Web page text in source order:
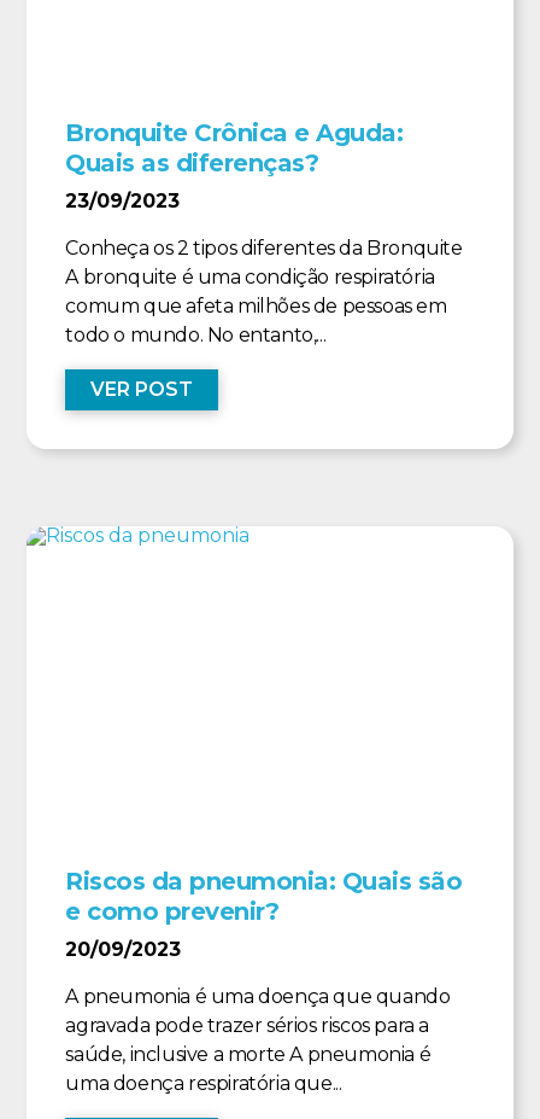
Bronquite Crônica e Aguda:
Quais as diferenças?
23/09/2023
Conheça os 2 tipos diferentes da Bronquite
A bronquite é uma condição respiratória
comum que afeta milhões de pessoas em
todo o mundo. No entanto,...
VER POST
Riscos da pneumonia: Quais são
e como prevenir?
20/09/2023
A pneumonia é uma doença que quando
agravada pode trazer sérios riscos para a
saúde, inclusive a morte A pneumonia é
uma doença respiratória que...